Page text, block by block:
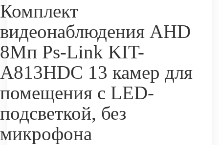
Комплект
видеонаблюдения AHD
8Мп Ps-Link KIT-
A813HDC 13 камер для
помещения с LED-
подсветкой, без
микрофона